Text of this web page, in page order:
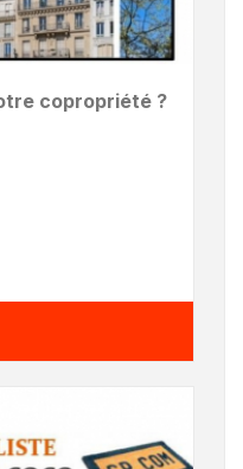
copropriété ?